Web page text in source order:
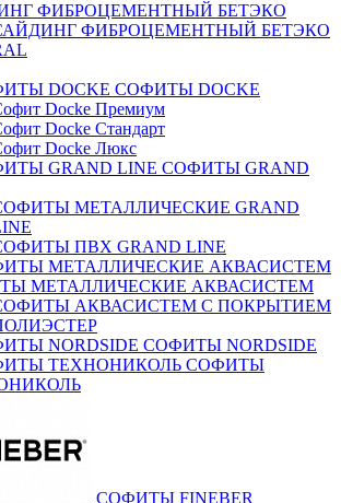
ФИБРОЦЕМЕНТНЫЙ БЕТЭКО
ФИБРОЦЕМЕНТНЫЙ БЕТЭКО
СОФИТЫ DOCKE
Docke Премиум
Docke Стандарт
Docke Люкс
СОФИТЫ GRAND
МЕТАЛЛИЧЕСКИЕ GRAND
ПВХ GRAND LINE
МЕТАЛЛИЧЕСКИЕ АКВАСИСТЕМ
АКВАСИСТЕМ С ПОКРЫТИЕМ
СОФИТЫ NORDSIDE
СОФИТЫ
СОФИТЫ FINEBER